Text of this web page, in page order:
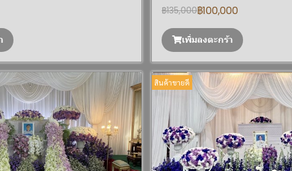
฿135,000฿100,000
เพิ่มลงตะกร้า
สินค้าขายดี